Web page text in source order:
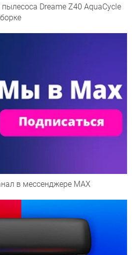
Dreame Z40 AquaCycle
в мессенджере МАХ